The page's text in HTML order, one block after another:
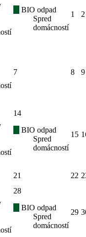
BIO odpad
Spred
domácností
1 2
7 8 9
14
BIO odpad
Spred
domácností
15
21 22
28
BIO odpad
Spred
domácností
29